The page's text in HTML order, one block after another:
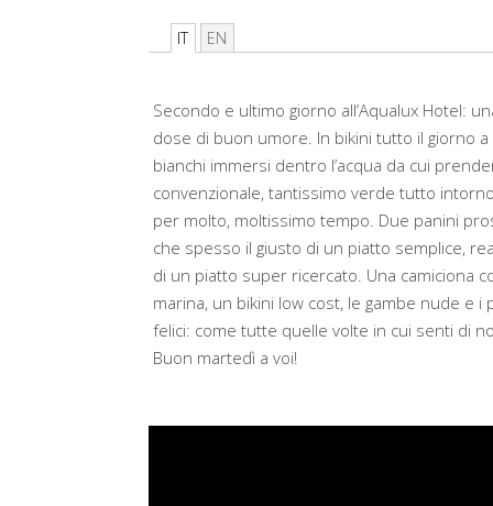
IT EN
Secondo e ultimo giorno all’Aqualux Hotel:
dose di buon umore. In bikini tutto il giorno
bianchi immersi dentro l’acqua da cui
convenzionale, tantissimo verde tutto
per molto, moltissimo tempo. Due panini
che spesso il giusto di un piatto semplice,
di un piatto super ricercato. Una camiciona
marina, un bikini low cost, le gambe nude e i
felici: come tutte quelle volte in cui senti di
Buon martedì a voi!